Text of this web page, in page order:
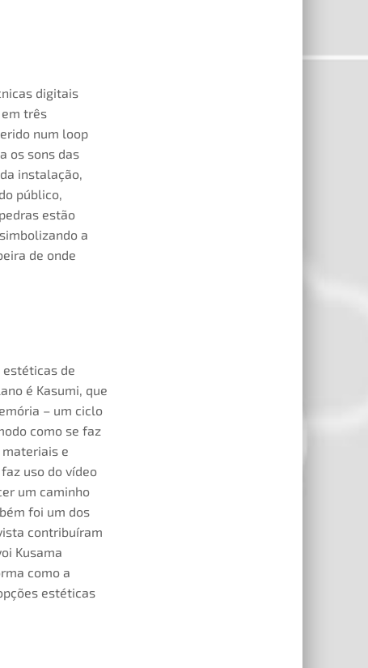
digitais
três
num loop
os sons das
instalação,
público,
estão
a
de onde
de
é Kasumi, que
– um ciclo
como se faz
e
uso do vídeo
um caminho
foi um dos
contribuíram
Kusama
como a
estéticas